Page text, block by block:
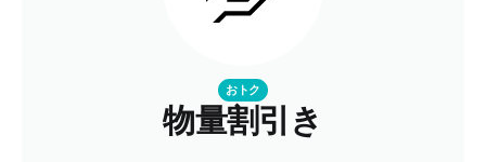
おトク
物量割引き